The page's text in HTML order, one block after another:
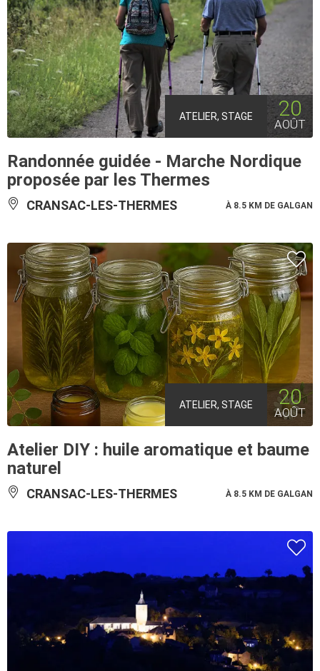
ATELIER, STAGE 20
AOÛT
Randonnée guidée - Marche Nordique
proposée par les Thermes
CRANSAC-LES-THERMES À 8.5 KM DE GALGAN
ATELIER, STAGE 20
AOÛT
Atelier DIY : huile aromatique et baume
naturel
CRANSAC-LES-THERMES À 8.5 KM DE GALGAN